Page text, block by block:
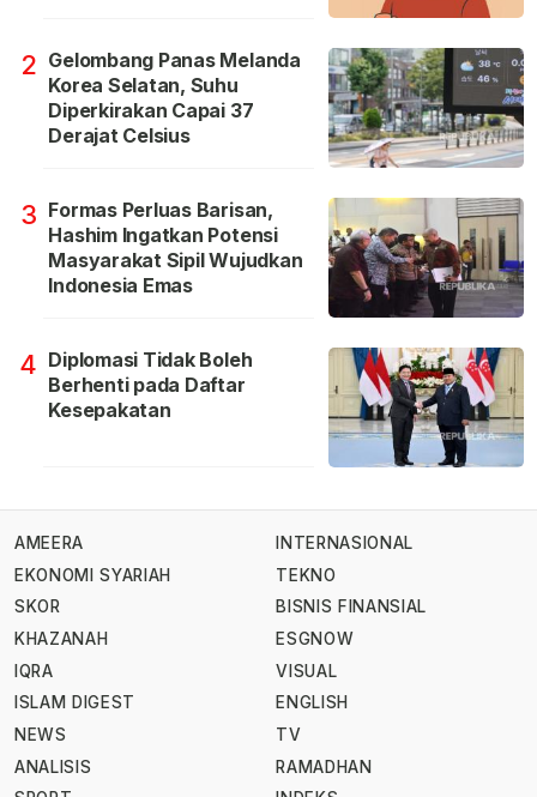
2 Gelombang Panas Melanda
Korea Selatan, Suhu
Diperkirakan Capai 37
Derajat Celsius
3 Formas Perluas Barisan,
Hashim Ingatkan Potensi
Masyarakat Sipil Wujudkan
Indonesia Emas
4 Diplomasi Tidak Boleh
Berhenti pada Daftar
Kesepakatan
AMEERA
EKONOMI SYARIAH
SKOR
KHAZANAH
IQRA
ISLAM DIGEST
NEWS
ANALISIS
INTERNASIONAL
TEKNO
BISNIS FINANSIAL
ESGNOW
VISUAL
ENGLISH
TV
RAMADHAN